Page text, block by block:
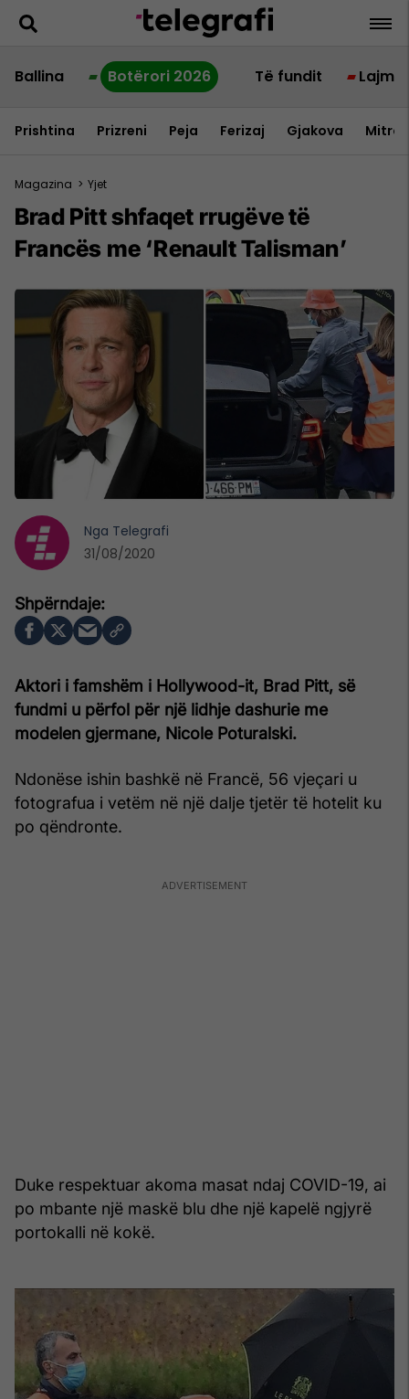
Ballina Botërori 2026 Të fundit Lajme
Prishtina Prizreni Peja Ferizaj Gjakova
Magazina > Yjet
Brad Pitt shfaqet rrugëve të
Francës me ‘Renault Talisman’
Aktori i famshëm i Hollywood-it, Brad Pitt, së
fundmi u përfol për një lidhje dashurie me
modelen gjermane, Nicole Poturalski.
Ndonëse ishin bashkë në Francë, 56 vjeçari u
fotografua i vetëm në një dalje tjetër të hotelit ku
po qëndronte.
Duke respektuar akoma masat ndaj COVID-19, ai
po mbante një maskë blu dhe një kapelë ngjyrë
portokalli në kokë.
Nga Telegrafi
31/08/2020